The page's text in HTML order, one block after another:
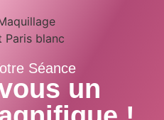
Séance
un